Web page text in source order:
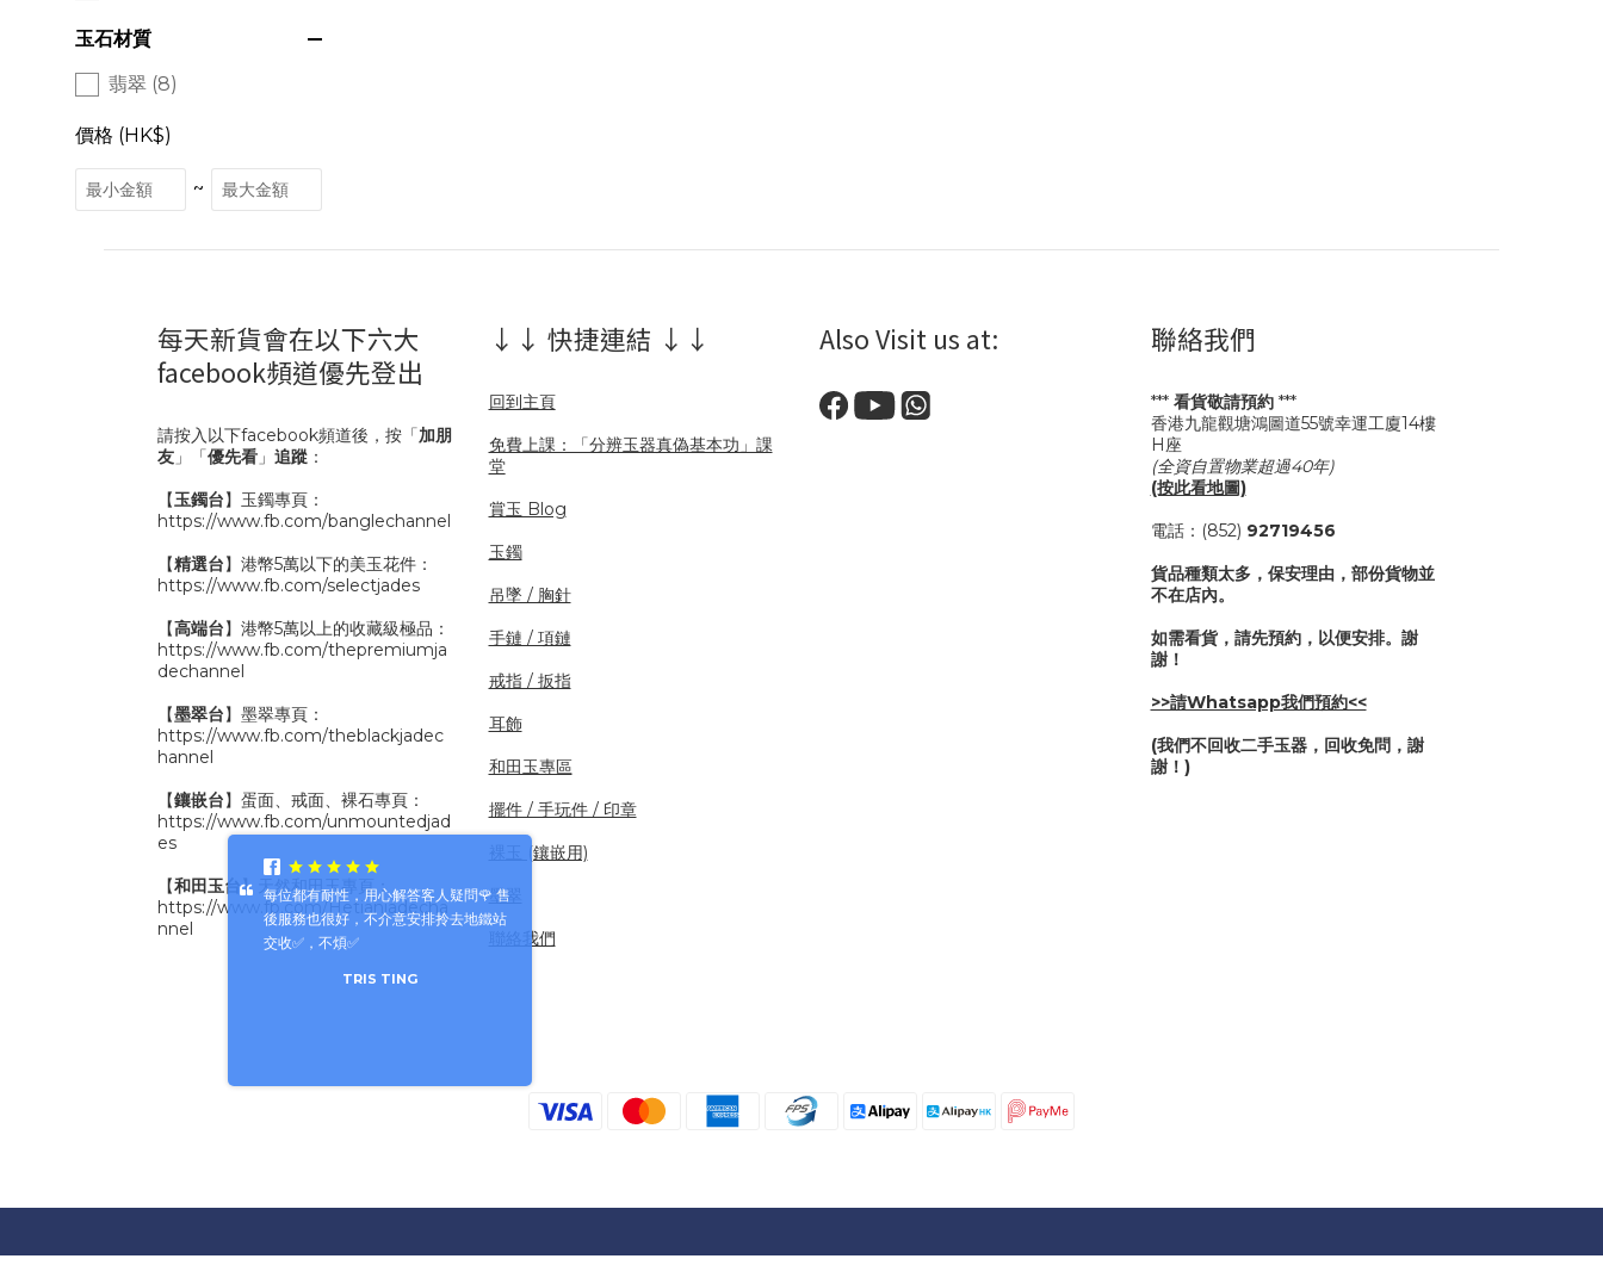
玉石材質
翡翠 (8)
價格 (HK$)
~
每天新貨會在以下六大
facebook頻道優先登出
請按入以下facebook頻道後，按「加朋
友 」「優先看 」 追蹤 ：
【玉鐲台】玉鐲專頁：
https://www.fb.com/banglechannel
【精選台】港幣5萬以下的美玉花件：
https://www.fb.com/selectjades
【高端台】港幣5萬以上的收藏級極品：
https://www.fb.com/thepremiumja
dechannel
【墨翠台】墨翠專頁：
https://www.fb.com/theblackjadec
hannel
【鑲嵌台】蛋面、戒面、裸石專頁：
https://www.fb.com/unmountedjad
es
【和田玉台】天然和田玉專頁：
https://www.fb.com/Hetianjadecha
nnel
↓↓ 快捷連結 ↓↓
回到主頁
免費上課：「分辨玉器真偽基本功」課
堂
賞玉 Blog
玉鐲
吊墜 / 胸針
手鏈 / 項鏈
戒指 / 扳指
耳飾
和田玉專區
擺件 / 手玩件 / 印章
裸玉 (鑲嵌用)
墨翠
聯絡我們
Also Visit us at: 聯絡我們
*** 看貨敬請預約***
香港九龍觀塘鴻圖道55號幸運工廈14樓
H座
(全資自置物業超過40年)
(按此看地圖)
電話：(852) 92719456
貨品種類太多，保安理由，部份貨物並
不在店內。
如需看貨，請先預約，以便安排。謝
謝！
>>請Whatsapp我們預約<<
(我們不回收二手玉器，回收免問，謝
謝！)
每位都有耐性，用心解答客人疑問🌹 售
後服務也很好，不介意安排拎去地鐵站
交收✅，不煩✅
TRIS TING